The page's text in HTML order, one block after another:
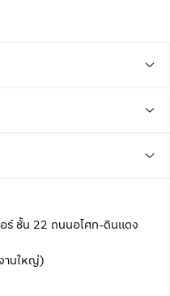
อร์ ชั้น 22 ถนนอโศก-ดินแดง
านใหญ่)